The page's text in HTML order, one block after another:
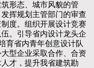
形态、城市风貌的管
挥规划主管部门的审查
度。组织开展设计竞赛
。引导省内设计龙头企
育省内青年创意设计队
型企业采取合作、合资
才，提升我省建筑勘